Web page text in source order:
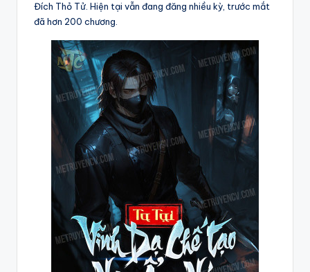
Đích Thỏ Tử. Hiện tại vẫn đang đăng nhiều kỳ, trước mắt
đã hơn 200 chương.